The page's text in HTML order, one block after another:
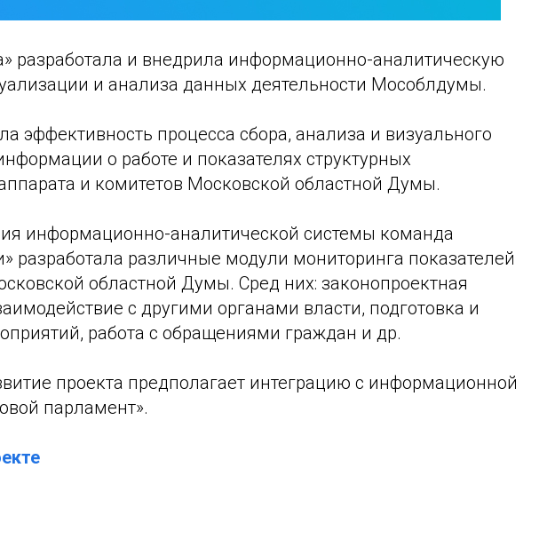
разработала и внедрила информационно-аналитическую
и анализа данных деятельности Мособлдумы.
эффективность процесса сбора, анализа и визуального
о работе и показателях структурных
и комитетов Московской областной Думы.
информационно-аналитической системы команда
разработала различные модули мониторинга показателей
областной Думы. Сред них: законопроектная
с другими органами власти, подготовка и
работа с обращениями граждан и др.
проекта предполагает интеграцию с информационной
парламент».